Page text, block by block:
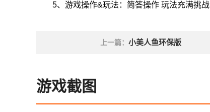
5、游戏操作&玩法：简答操作 玩法充满挑战
上一篇： 小美人鱼环保版
游戏截图